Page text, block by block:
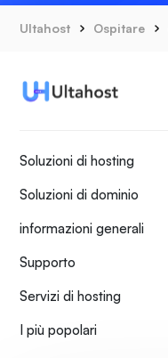
Ultahost Ospitare
Soluzioni di hosting
Soluzioni di dominio
informazioni generali
Supporto
Servizi di hosting
I più popolari